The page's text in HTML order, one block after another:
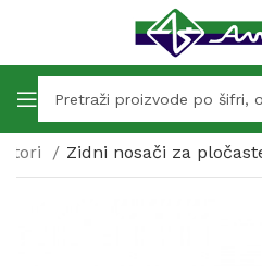
Zidni nosači za